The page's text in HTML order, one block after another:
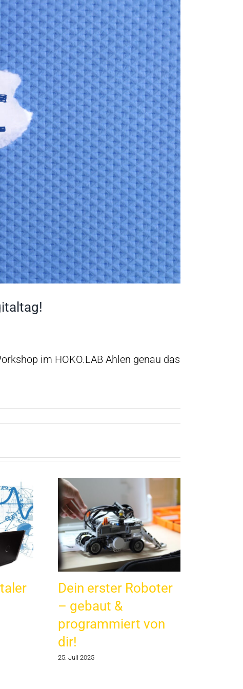
im HOKO.LAB Ahlen genau das
Dein erster Roboter
– gebaut &
programmiert von
dir!
25. Juli 2025